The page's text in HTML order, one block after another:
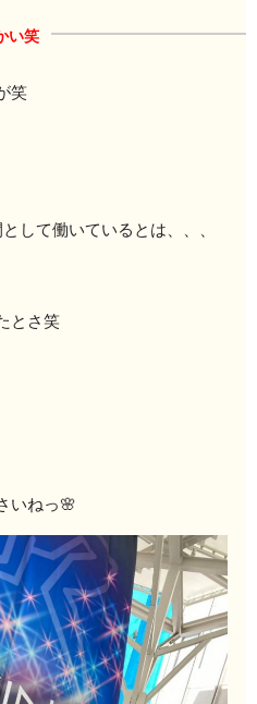
い笑
笑
して働いているとは、、、
とさ笑
いねっ🌸